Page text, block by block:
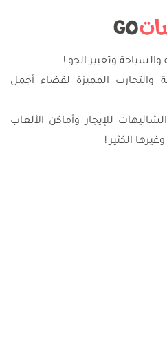
وتغيير الجو !
والتجارب المميزة لقضاء أجمل
للإيجار وأماكن الألعاب
الكثير !